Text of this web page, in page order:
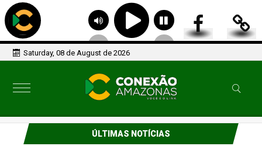
Saturday, 08 de August de 2026
ÚLTIMAS NOTÍCIAS